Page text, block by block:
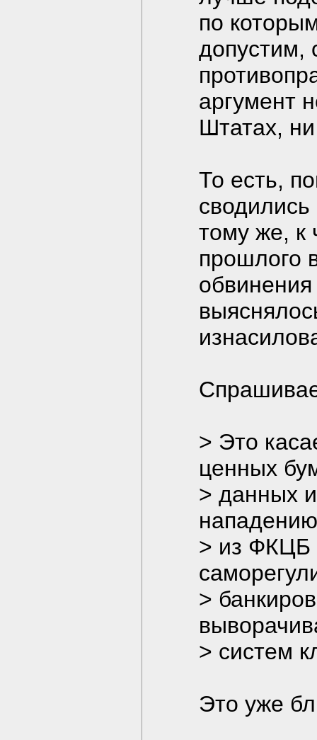
по
допустим,
аргумент
Штатах,
То есть,
тому же, к
прошлого
> Это
ценных
> данных
> из ФКЦБ
>
> систем
Это уже